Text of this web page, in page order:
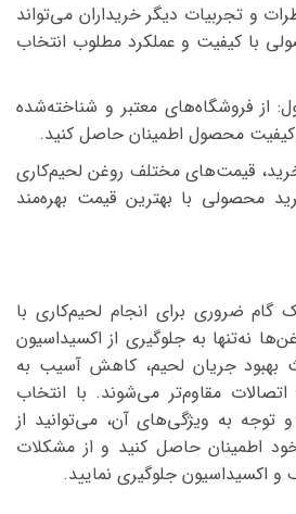
و تجربیات دیگر خریداران می‌تواند
با کیفیت و عملکرد مطلوب انتخاب
از فروشگاه‌های معتبر و شناخته‌شده
کیفیت محصول اطمینان حاصل کنید.
قیمت‌های مختلف روغن لحیم‌کاری
محصولی با بهترین قیمت بهره‌مند
گام ضروری برای انجام لحیم‌کاری با
نه‌تنها به جلوگیری از اکسیداسیون
بهبود جریان لحیم، کاهش آسیب به
مقاوم‌تر می‌شوند. با انتخاب
توجه به ویژگی‌های آن، می‌توانید از
اطمینان حاصل کنید و از مشکلات
و اکسیداسیون جلوگیری نمایید.